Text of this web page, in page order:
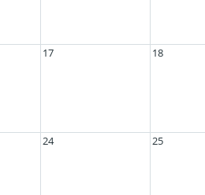
17 18
24 25